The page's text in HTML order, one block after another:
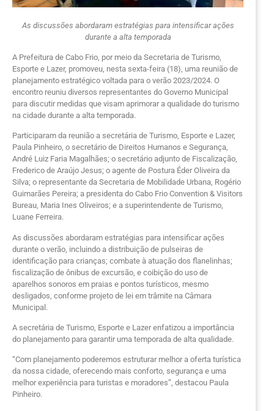
As discussões abordaram estratégias para intensificar ações
durante a alta temporada
A Prefeitura de Cabo Frio, por meio da Secretaria de Turismo,
Esporte e Lazer, promoveu, nesta sexta-feira (18), uma reunião de
planejamento estratégico voltada para o verão 2023/2024. O
encontro reuniu diversos representantes do Governo Municipal
para discutir medidas que visam aprimorar a qualidade do turismo
na cidade durante a alta temporada.
Participaram da reunião a secretária de Turismo, Esporte e Lazer,
Paula Pinheiro, o secretário de Direitos Humanos e Segurança,
André Luiz Faria Magalhães; o secretário adjunto de Fiscalização,
Frederico de Araújo Jesus; o agente de Postura Éder Oliveira da
Silva; o representante da Secretaria de Mobilidade Urbana, Rogério
Guimarães Pereira; a presidenta do Cabo Frio Convention & Visitors
Bureau, Maria Ines Oliveiros; e a superintendente de Turismo,
Luane Ferreira.
As discussões abordaram estratégias para intensificar ações
durante o verão, incluindo a distribuição de pulseiras de
identificação para crianças; combate à atuação dos flanelinhas;
fiscalização de ônibus de excursão, e coibição do uso de
aparelhos sonoros em praias e pontos turísticos, mesmo
desligados, conforme projeto de lei em trâmite na Câmara
Municipal.
A secretária de Turismo, Esporte e Lazer enfatizou a importância
do planejamento para garantir uma temporada de alta qualidade.
“Com planejamento poderemos estruturar melhor a oferta turística
da nossa cidade, oferecendo mais conforto, segurança e uma
melhor experiência para turistas e moradores”, destacou Paula
Pinheiro.